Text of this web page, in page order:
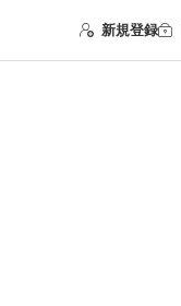
新規登録